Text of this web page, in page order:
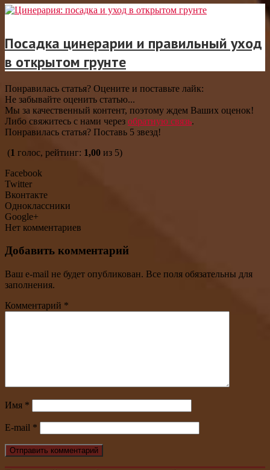
Посадка цинерарии и правильный уход
в открытом грунте
Понравилась статья? Оцените и поставьте лайк:
Не забывайте оценить статью...
Мы за качественный контент, поэтому ждем Ваших оценок!
Либо свяжитесь с нами через обратную связь.
Понравилась статья? Поставь 5 звезд!
(1 голос, рейтинг: 1,00 из 5)
Facebook
Twitter
Вконтакте
Одноклассники
Google+
Нет комментариев
Добавить комментарий
Ваш e-mail не будет опубликован. Все поля обязательны для
заполнения.
Комментарий *
Имя *
E-mail *